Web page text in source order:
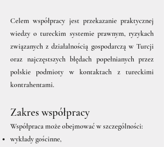
Celem współpracy jest przekazanie praktycznej
wiedzy o tureckim systemie prawnym, ryzykach
związanych z działalnością gospodarczą w Turcji
oraz najczęstszych błędach popełnianych przez
polskie podmioty w kontaktach z tureckimi
kontrahentami.
Zakres współpracy
Współpraca może obejmować w szczególności:
wykłady gościnne,